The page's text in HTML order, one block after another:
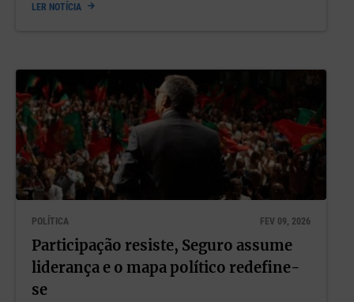
LER NOTÍCIA
POLÍTICA FEV 09, 2026
Participação resiste, Seguro assume
liderança e o mapa político redefine-
se